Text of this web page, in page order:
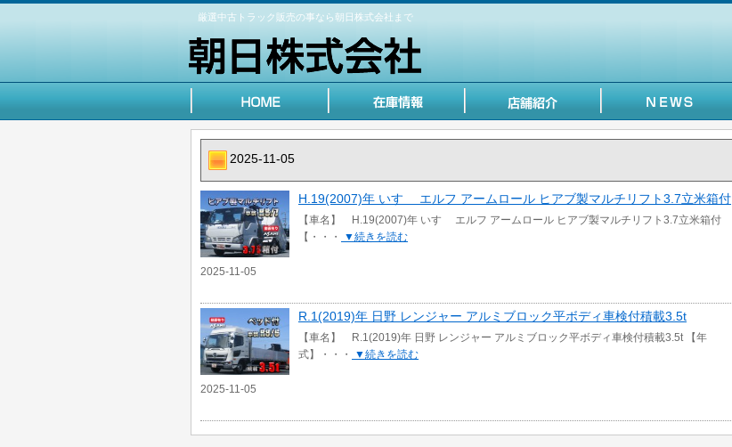
厳選中古トラック販売の事なら朝日株式会社まで
2025-11-05
H.19(2007)年 いすゞ エルフ アームロール ヒアブ製マルチリフト3.7立米箱付
【車名】 H.19(2007)年 いすゞ エルフ アームロール ヒアブ製マルチリフト3.7立米箱付
【・・・
▼続きを読む
2025-11-05
R.1(2019)年 日野 レンジャー アルミブロック平ボディ車検付積載3.5t
【車名】 R.1(2019)年 日野 レンジャー アルミブロック平ボディ車検付積載3.5t 【年
式】・・・
▼続きを読む
2025-11-05